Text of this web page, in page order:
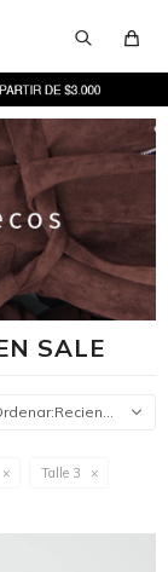
SALE
Recientes
Talle 3